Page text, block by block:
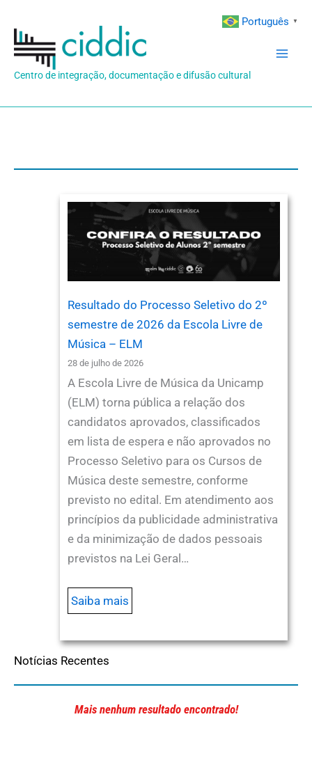
para
conteúdo
Centro de integração, documentação e difusão cultural
Resultado do Processo Seletivo do 2º
semestre de 2026 da Escola Livre de
Música – ELM
28 de julho de 2026
A Escola Livre de Música da Unicamp
(ELM) torna pública a relação dos
candidatos aprovados, classificados
em lista de espera e não aprovados no
Processo Seletivo para os Cursos de
Música deste semestre, conforme
previsto no edital. Em atendimento aos
princípios da publicidade administrativa
e da minimização de dados pessoais
previstos na Lei Geral…
Saiba mais
Notícias Recentes
Mais nenhum resultado encontrado!
Português ▼